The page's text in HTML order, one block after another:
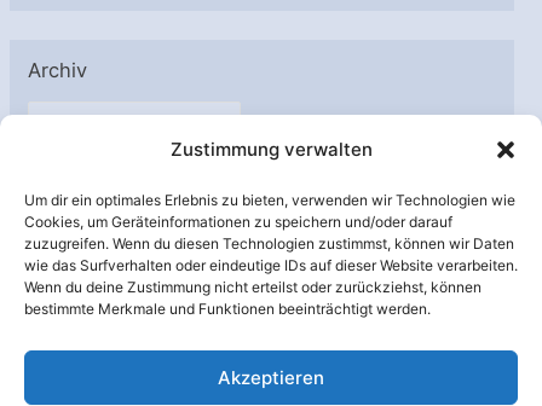
Zustimmung verwalten
Um dir ein optimales Erlebnis zu bieten, verwenden wir Technologien wie
Cookies, um Geräteinformationen zu speichern und/oder darauf
zuzugreifen. Wenn du diesen Technologien zustimmst, können wir Daten
wie das Surfverhalten oder eindeutige IDs auf dieser Website verarbeiten.
Wenn du deine Zustimmung nicht erteilst oder zurückziehst, können
bestimmte Merkmale und Funktionen beeinträchtigt werden.
Akzeptieren
Archiv
A
h
i
v
Unterstützt von: